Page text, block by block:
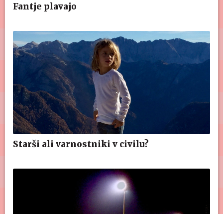
Fantje plavajo
Starši ali varnostniki v civilu?